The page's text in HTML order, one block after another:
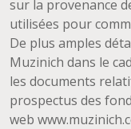
sur la provenance
utilisées pour
De plus amples
Muzinich dans le
les documents
prospectus des
web